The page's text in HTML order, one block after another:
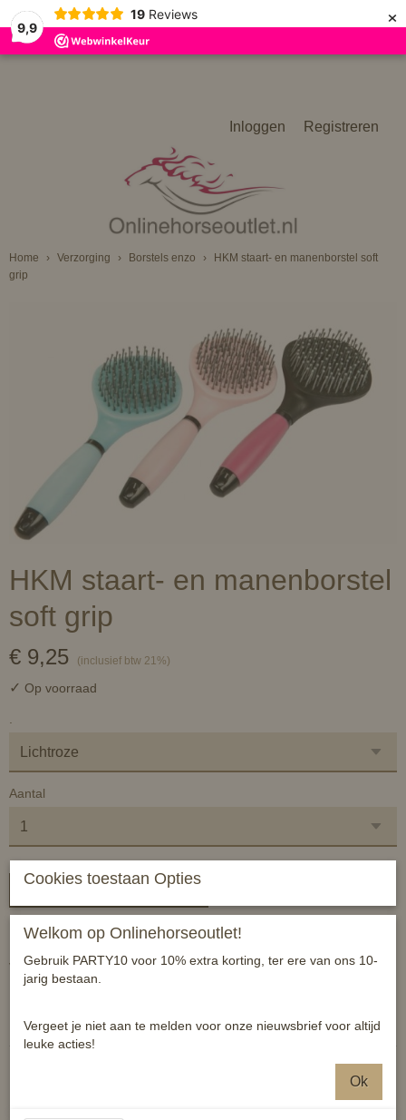
9,9
19 Reviews ×
Inloggen Registreren
Home › Verzorging › Borstels enzo ›
HKM staart- en manenborstel soft
grip
HKM staart- en manenborstel
soft grip
€ 9,25 (inclusief btw 21%)
✓ Op voorraad
Aantal
Handige borstel met comfortabel gel handvat!
Verschillende kleuren
Cookies toestaan Opties
Welkom op Onlinehorseoutlet!
Gebruik PARTY10 voor 10% extra korting, ter ere van ons 10-
jarig bestaan.
Vergeet je niet aan te melden voor onze nieuwsbrief voor altijd
leuke acties!
Ok